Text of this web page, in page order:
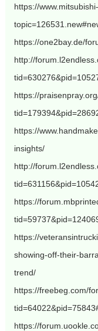
https://
https://one2bay.de/
http://
https://
https://
insights/
http://
https://
https://
showing-off-their-
trend/
https://freebeg.com/
https://